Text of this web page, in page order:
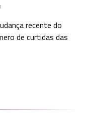
recente do
de curtidas das